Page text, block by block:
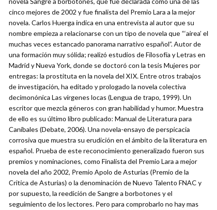
cinco mejores de 2002 y fue finalista del Premio Lara a la mejor
novela. Carlos Huerga indica en una entrevista al autor que su
nombre empieza a relacionarse con un tipo de novela que “‘airea’ el
muchas veces estancado panorama narrativo español”. Autor de
una formación muy sólida; realizó estudios de Filosofía y Letras en
Madrid y Nueva York, donde se doctoró con la tesis Mujeres por
entregas: la prostituta en la novela del XIX. Entre otros trabajos
de investigación, ha editado y prologado la novela colectiva
decimonónica Las vírgenes locas (Lengua de trapo, 1999). Un
escritor que mezcla géneros con gran habilidad y humor. Muestra
de ello es su último libro publicado: Manual de Literatura para
Caníbales (Debate, 2006). Una novela-ensayo de perspicacia
corrosiva que muestra su erudición en el ámbito de la literatura en
español. Prueba de este reconocimiento generalizado fueron sus
premios y nominaciones, como Finalista del Premio Lara a mejor
novela del año 2002, Premio Apolo de Asturias (Premio de la
Critica de Asturias) o la denominación de Nuevo Talento FNAC y
por supuesto, la reedición de Sangre a borbotones y el
seguimiento de los lectores. Pero para comprobarlo no hay mas